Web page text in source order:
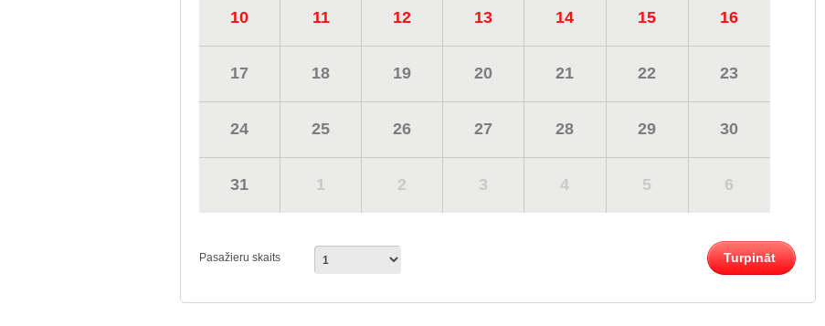
10 11 12 13 14 15 16
17 18 19 20 21 22 23
24 25 26 27 28 29 30
31 1 2 3 4 5 6
Pasažieru skaits Turpināt